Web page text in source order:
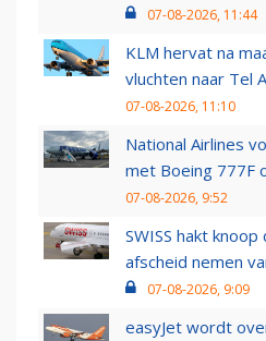
07-08-2026, 11:44
KLM hervat na
vluchten naar Tel
07-08-2026, 11:10
National Airlines
met Boeing 777F
07-08-2026, 9:52
SWISS hakt
afscheid nemen
07-08-2026, 9:09
easyJet wordt